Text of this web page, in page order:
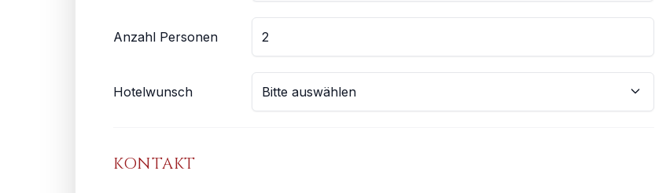
Anzahl Personen
Hotelwunsch
KONTAKT